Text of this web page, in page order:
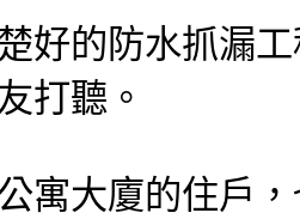
好的防水抓漏
打聽。
寓大廈的住戶